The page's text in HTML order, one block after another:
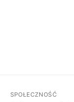
SPOŁECZNOŚĆ